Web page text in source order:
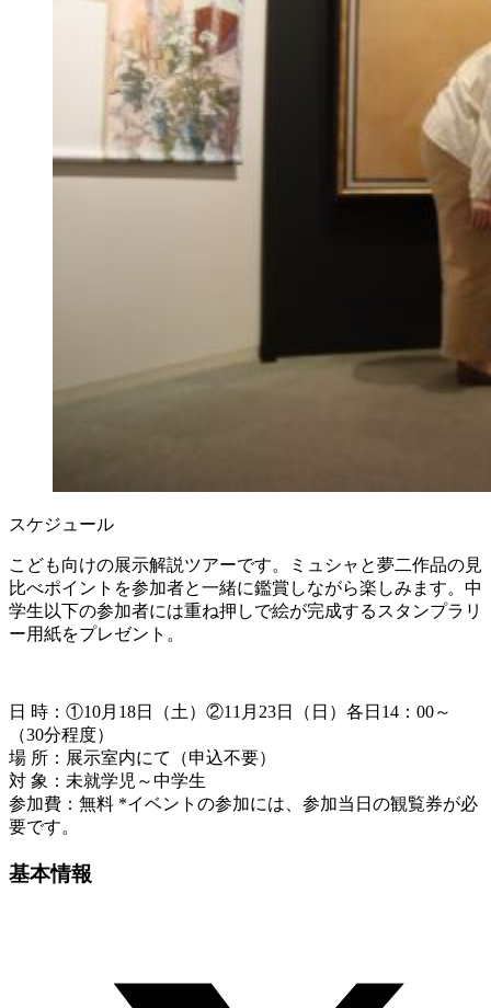
スケジュール
こども向けの展示解説ツアーです。ミュシャと夢二作品の見
比べポイントを参加者と一緒に鑑賞しながら楽しみます。 中
学生以下の参加者には重ね押しで絵が完成するスタンプラリ
ー用紙をプレゼント。
日 時：①10月18日（土）②11月23日（日）各日14：00～
（30分程度）
場 所：展示室内にて（申込不要）
対 象：未就学児～中学生
参加費：無料 *イベントの参加には、参加当日の観覧券が必
要です。
基本情報